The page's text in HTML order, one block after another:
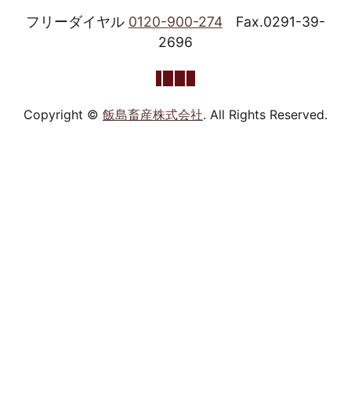
フリーダイヤル 0120-900-274
Fax.0291-39-
2696
Copyright © 飯島畜産株式会社. All Rights Reserved.